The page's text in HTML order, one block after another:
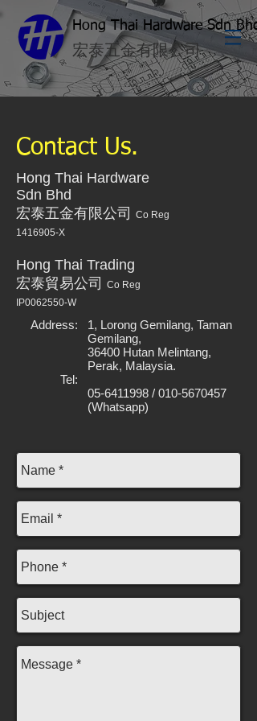
Hong Thai Hardware Sdn Bhd
​宏泰五金有限公司
Contact Us.
Hong Thai Hardware
Sdn Bhd
宏泰五金有限公司
Co Reg
1416905-X
Hong Thai Trading
宏泰貿易公司
Co Reg
IP0062550-W
Address:
Tel:
1, Lorong Gemilang, Taman
Gemilang,
36400 Hutan Melintang,
Perak, Malaysia.
05-6411998 / 010-5670457
(Whatsapp)